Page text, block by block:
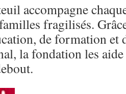
accompagne
fragilisés.
de formation et
la fondation les